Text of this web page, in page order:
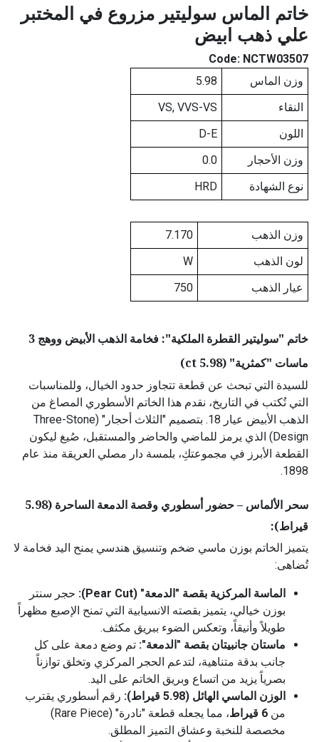
خاتم الماس سوليتير مزروع في المختبر
علي ذهب ابيض
Code: NCTW03507
وزن الماس
5.98
النقاء
VS, VVS-VS
اللون
D-E
وزن الأحجار
0.0
نوع الشهادة
HRD
وزن الذهب
7.170
لون الذهب
W
عيار الذهب
750
خاتم "سوليتير القطرة الملكية": فخامة الذهب الأبيض ووهج 3
ماسات "كمثرية" (5.98 ct)
للسيدة التي تبحث عن قطعة تتجاوز حدود الخيال، وللمناسبات
التي تُكتب في التاريخ، نقدم هذا الخاتم الأسطوري المصاغ من
الذهب الأبيض عيار 18. بتصميم "الثلاث أحجار" (Three-Stone
Design) الذي يرمز للماضي والحاضر والمستقبل، صُيغ ليكون
القطعة الأبرز في مجموعتكِ، بلمسة دار مصلي العريقة منذ عام
1898.
سحر الألماس – حضور أسطوري وقصة الدمعة الساحرة (5.98
قيراط):
يتميز الخاتم بوزن ماسي ضخم وتنسيق هندسي يمنح اليد فخامة لا
تُضاهى:
الماسة المركزية بقصة "الدمعة" (Pear Cut):
حجر سنتر
بوزن خيالي، يتميز بقصته الانسيابية التي تمنح الإصبع مظهراً
طويلاً وأنيقاً، وتعكس الضوء ببريق مكثف.
ماستان جانبيتان بقصة "الدمعة": تم وضع دمعة على كل
جانب بدقة متناهية، لتدعم الحجر المركزي وتخلق توازناً
بصرياً يزيد من اتساع وبريق الخاتم على اليد.
الوزن الماسي الهائل (5.98 قيراط):
رقم أسطوري يقترب
من 6 قيراط
، مما يجعله قطعة "نادرة" (Rare Piece)
مخصصة للنخبة وعشاق التميز المطلق.